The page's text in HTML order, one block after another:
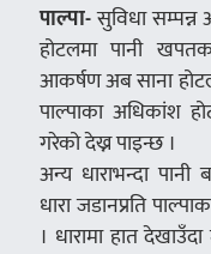
पाल्पा-सुविधा सम्पन्न
होटलमा पानी
आकर्षण अब साना
पाल्पाका अधिकांश
गरेको देख्न पाइन्छ ।
अन्य धाराभन्दा
धारा जडानप्रति
। धारामा हात